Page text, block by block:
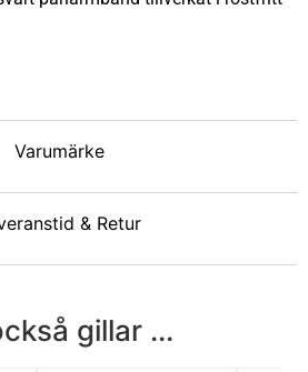
Varumärke
& Retur
gillar ...